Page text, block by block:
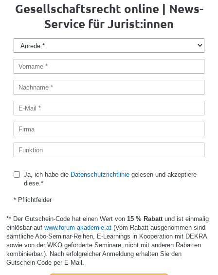
Gesellschaftsrecht online | News-
Service für Jurist:innen
Ja, ich habe die Datenschutzrichtliniegelesen und akzeptiere
diese.*
* Pflichtfelder
** Der Gutschein-Code hat einen Wert von 15 % Rabatt und ist einmalig
einlösbar auf www.forum-akademie.at(Vom Rabatt ausgenommen sind
sämtliche Abo-Seminar-Reihen, E-Learnings in Kooperation mit DEKRA
sowie von der WKO geförderte Seminare; nicht mit anderen Rabatten
kombinierbar.). Nach erfolgreicher Anmeldung erhalten Sie den
Gutschein-Code per E-Mail.